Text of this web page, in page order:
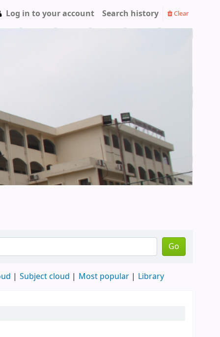
Log in to your account Search history Clear
Go
Subject cloud Most popular Library